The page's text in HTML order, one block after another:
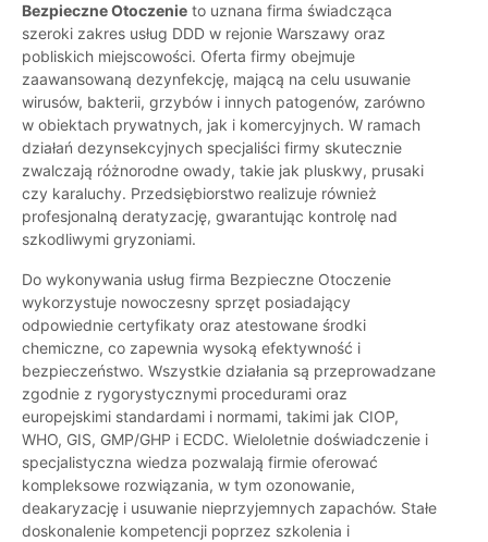
Bezpieczne Otoczenie to uznana firma świadcząca
szeroki zakres usług DDD w rejonie Warszawy oraz
pobliskich miejscowości. Oferta firmy obejmuje
zaawansowaną dezynfekcję, mającą na celu usuwanie
wirusów, bakterii, grzybów i innych patogenów, zarówno
w obiektach prywatnych, jak i komercyjnych. W ramach
działań dezynsekcyjnych specjaliści firmy skutecznie
zwalczają różnorodne owady, takie jak pluskwy, prusaki
czy karaluchy. Przedsiębiorstwo realizuje również
profesjonalną deratyzację, gwarantując kontrolę nad
szkodliwymi gryzoniami.
Do wykonywania usług firma Bezpieczne Otoczenie
wykorzystuje nowoczesny sprzęt posiadający
odpowiednie certyfikaty oraz atestowane środki
chemiczne, co zapewnia wysoką efektywność i
bezpieczeństwo. Wszystkie działania są przeprowadzane
zgodnie z rygorystycznymi procedurami oraz
europejskimi standardami i normami, takimi jak CIOP,
WHO, GIS, GMP/GHP i ECDC. Wieloletnie doświadczenie i
specjalistyczna wiedza pozwalają firmie oferować
kompleksowe rozwiązania, w tym ozonowanie,
deakaryzację i usuwanie nieprzyjemnych zapachów. Stałe
doskonalenie kompetencji poprzez szkolenia i